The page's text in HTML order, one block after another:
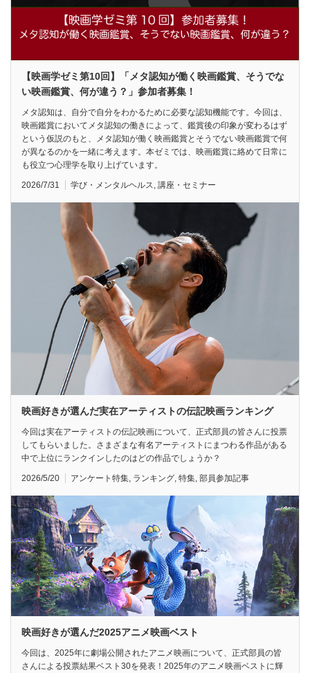
【映画学ゼミ第10回】「メタ認知が働く映画鑑賞、そうでな
い映画鑑賞、何が違う？」参加者募集！
メタ認知は、自分で自分をわかるために必要な認知機能です。今回は、
映画鑑賞においてメタ認知の働きによって、鑑賞後の印象が変わるはず
という仮説のもと、メタ認知が働く映画鑑賞とそうでない映画鑑賞で何
が異なるのかを一緒に考えます。本ゼミでは、映画鑑賞に絡めて日常に
も役立つ心理学を取り上げています。
2026/7/31 学び・メンタルヘルス, 講座・セミナー
映画好きが選んだ実在アーティストの伝記映画ランキング
今回は実在アーティストの伝記映画について、正式部員の皆さんに投票
してもらいました。さまざまな有名アーティストにまつわる作品がある
中で上位にランクインしたのはどの作品でしょうか？
2026/5/20 アンケート特集 ランキング 特集 部員参加記事
映画好きが選んだ2025アニメ映画ベスト
今回は、2025年に劇場公開されたアニメ映画について、正式部員の皆
さんによる投票結果ベスト30を発表！2025年のアニメ映画ベストに輝